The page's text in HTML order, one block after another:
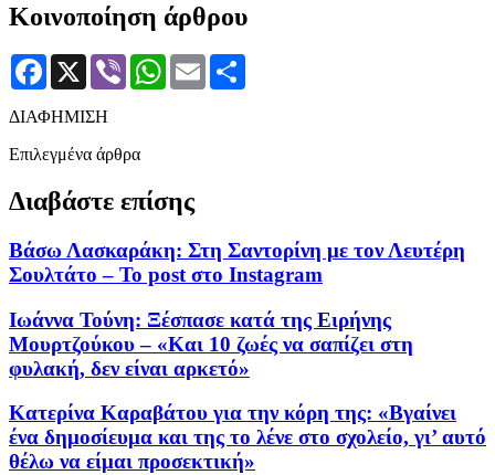
Κοινοποίηση άρθρου
Facebook
X Viber WhatsApp
Email
ΔΙΑΦΗΜΙΣΗ
Επιλεγμένα άρθρα
Διαβάστε επίσης
Βάσω Λασκαράκη: Στη Σαντορίνη με τον Λευτέρη
Σουλτάτο – Το post στο Instagram
Ιωάννα Τούνη: Ξέσπασε κατά της Ειρήνης
Μουρτζούκου – «Και 10 ζωές να σαπίζει στη
φυλακή, δεν είναι αρκετό»
Κατερίνα Καραβάτου για την κόρη της: «Βγαίνει
ένα δημοσίευμα και της το λένε στο σχολείο, γι’ αυτό
θέλω να είμαι προσεκτική»